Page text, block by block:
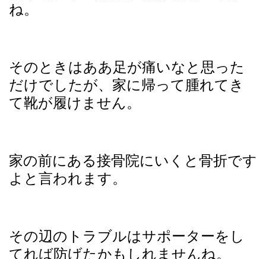
ね。
そのときはああ足が痛いなと思った
だけでしたが、家に帰って腫れてき
て靴が履けません。
家の前にある接骨院にいくと骨折です
よと言われます。
その辺のトラブルはサポーターをし
てれば防げたかもしれませんね。